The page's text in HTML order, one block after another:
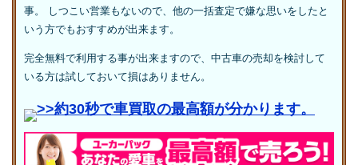
事。 しつこい営業もないので、他の一括査定で嫌な思いをしたと
いう方でもおすすめが出来ます。
完全無料で利用する事が出来ますので、中古車の売却を検討して
いる方は試しておいて損はありません。
>>約30秒で車買取の最高額が分かります。